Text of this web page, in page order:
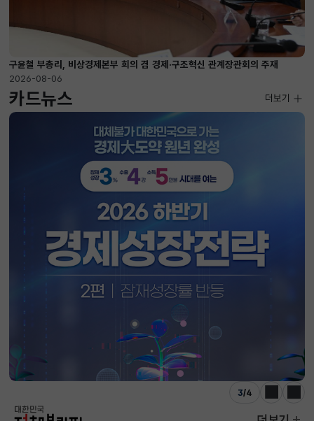
구윤철 부총리, 비상경제본부 희의 겸 경제·구조혁신 관계장관회의 주재
2026-08-06
카드뉴스
3/4
이전 다음
더보기